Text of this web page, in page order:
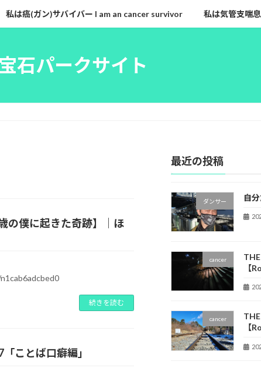
私は癌(ガン)サバイバー I am an cancer survivor 私は気管支喘
石パークサイト
の僕に起きた奇跡】｜ほ
続きを読む
ことば口癖編」
最近の投稿
ダンサー 自
cancer
【
cancer
【